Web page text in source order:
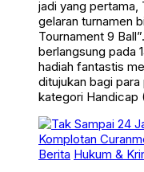
jadi yang pertama,
gelaran turnamen
Tournament 9
berlangsung pada
hadiah fantastis
ditujukan bagi
kategori
Berita Hukum &